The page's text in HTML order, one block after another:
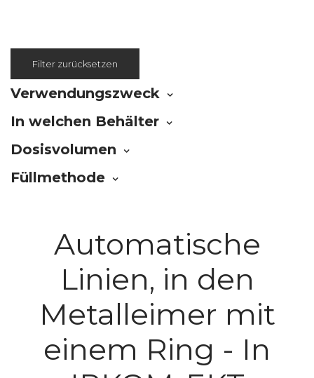
Filter zurücksetzen
Verwendungszweck
In welchen Behälter
Dosisvolumen
Füllmethode
Automatische
Linien, in den
Metalleimer mit
einem Ring - In